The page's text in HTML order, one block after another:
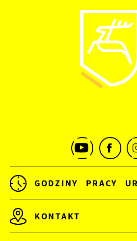
GODZINY PRACY
KONTAKT